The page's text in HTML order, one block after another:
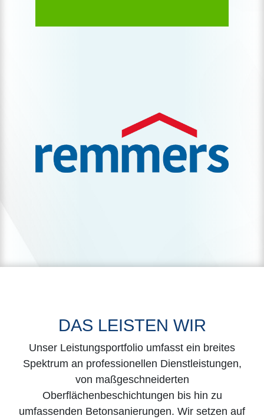
DAS LEISTEN WIR
Unser Leistungsportfolio umfasst ein breites
Spektrum an professionellen Dienstleistungen,
von maßgeschneiderten
Oberflächenbeschichtungen bis hin zu
umfassenden Betonsanierungen. Wir setzen auf